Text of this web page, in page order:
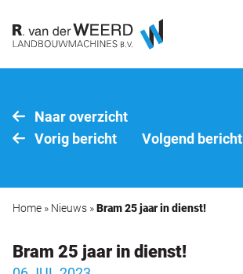
Naar overzicht
Vorig bericht
Volgend bericht
Home » Nieuws »Bram 25 jaar in dienst!
Bram 25 jaar in dienst!